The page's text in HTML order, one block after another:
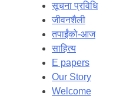
सूचना प्रविधि
जीवनशैली
तपाईंको-आज
साहित्य
E papers
Our Story
Welcome